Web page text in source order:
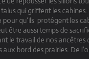
qui griffent les
qu’ils protégent les
être aussi temps de
le travail de nos ancêtres
bord des prairies. De